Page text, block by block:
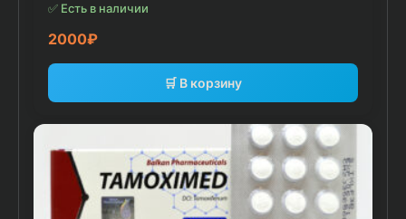
✅ Есть в наличии
2000₽
🛒 В корзину